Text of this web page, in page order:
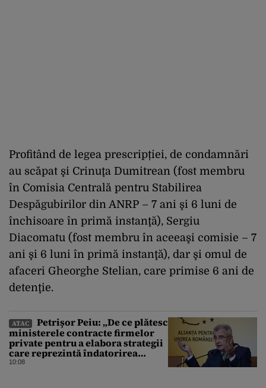
Profitând de legea prescripției, de condamnări
au scăpat şi Crinuţa Dumitrean (fost membru
în Comisia Centrală pentru Stabilirea
Despăgubirilor din ANRP – 7 ani şi 6 luni de
închisoare în primă instanţă), Sergiu
Diacomatu (fost membru în aceeaşi comisie – 7
ani şi 6 luni în primă instanţă), dar şi omul de
afaceri Gheorghe Stelian, care primise 6 ani de
detenţie.
ATAC
Petrișor Peiu: „De ce plătesc
ministerele contracte firmelor
private pentru a elabora strategii
care reprezintă îndatorirea
angajaților din minister?”
10:08